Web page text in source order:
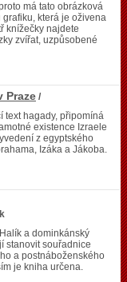
má tato obrázková
která je oživena
knížečky najdete
zvířat, uzpůsobené
Praze /
text hagady, připomíná
existence Izraele
z egyptského
Izáka a Jákoba.
a dominkánský
stanovit souřadnice
a postnáboženského
je kniha určena.